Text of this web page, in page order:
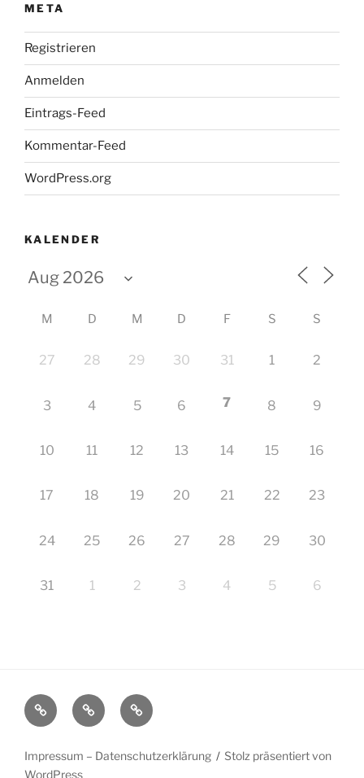
META
Registrieren
Anmelden
Eintrags-Feed
Kommentar-Feed
WordPress.org
KALENDER
M D M D F S S
27 28 29 30 31 1 2
3 4 5 6 7 8 9
10 11 12 13 14 15 16
17 18 19 20 21 22 23
24 25 26 27 28 29 30
31 1 2 3 4 5 6
StartseiteImpressum
–
Veranstaltungen
Impressum – Datenschutzerklärung
Stolz präsentiert von
WordPress